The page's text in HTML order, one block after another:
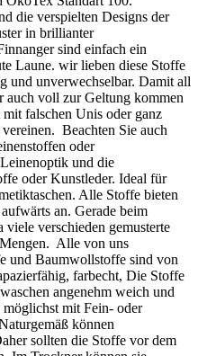
die verspielten Designs der
in brillianter
sind einfach ein
Laune. wir lieben diese Stoffe
und unverwechselbar. Damit all
auch voll zur Geltung kommen
mit falschen Unis oder ganz
Beachten Sie auch
oder
und die
oder Kunstleder. Ideal für
Alle Stoffe bieten
an. Gerade beim
verschieden gemusterte
Alle von uns
und Baumwollstoffe sind von
farbecht, Die Stoffe
angenehm weich und
mit Fein- oder
können
sollten die Stoffe vor dem